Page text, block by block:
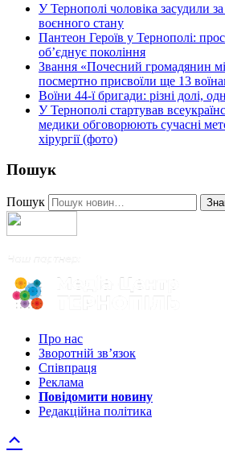
У Тернополі чоловіка засудили
воєнного стану
Пантеон Героїв у Тернополі:
об’єднує покоління
Звання «Почесний громадянин
посмертно присвоїли ще 13
Воїни 44-ї бригади: різні долі,
У Тернополі стартував
медики обговорюють сучасні
хірургії (фото)
Пошук
Пошук
Про нас
Зворотній зв’язок
Співпраця
Реклама
Повідомити новину
Редакційна політика